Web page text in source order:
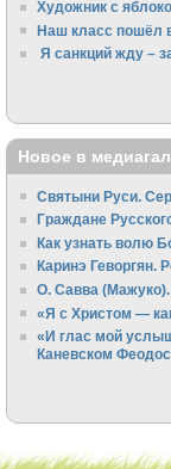
Художник с
Наш класс пошёл
Я санкций жду –
Новое в
Святыни Руси.
Граждане
Как узнать волю
Каринэ Геворгян.
О. Савва
«Я с Христом —
«И глас мой
Каневском